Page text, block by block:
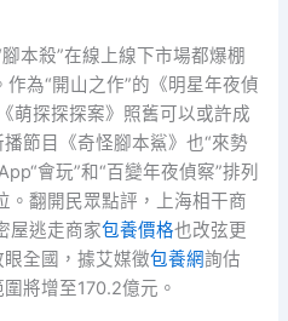
殺”在線上線下市場都爆棚
為“開山之作”的《明星年夜偵
萌探探探案》照舊可以或許成
節目《奇怪腳本鯊》也“來勢
會玩”和“百變年夜偵察”排列
。翻開民眾點評，上海相干商
屋逃走商家包養價格也改弦更
眼全國，據艾媒徵包養網詢估
將增至170.2億元。